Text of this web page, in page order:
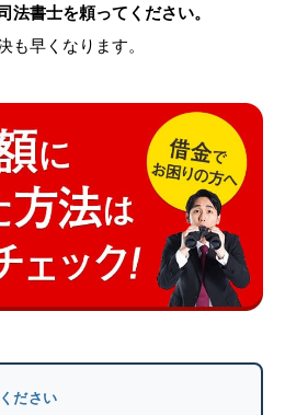
法書士を頼ってください。
も早くなります。
ださい